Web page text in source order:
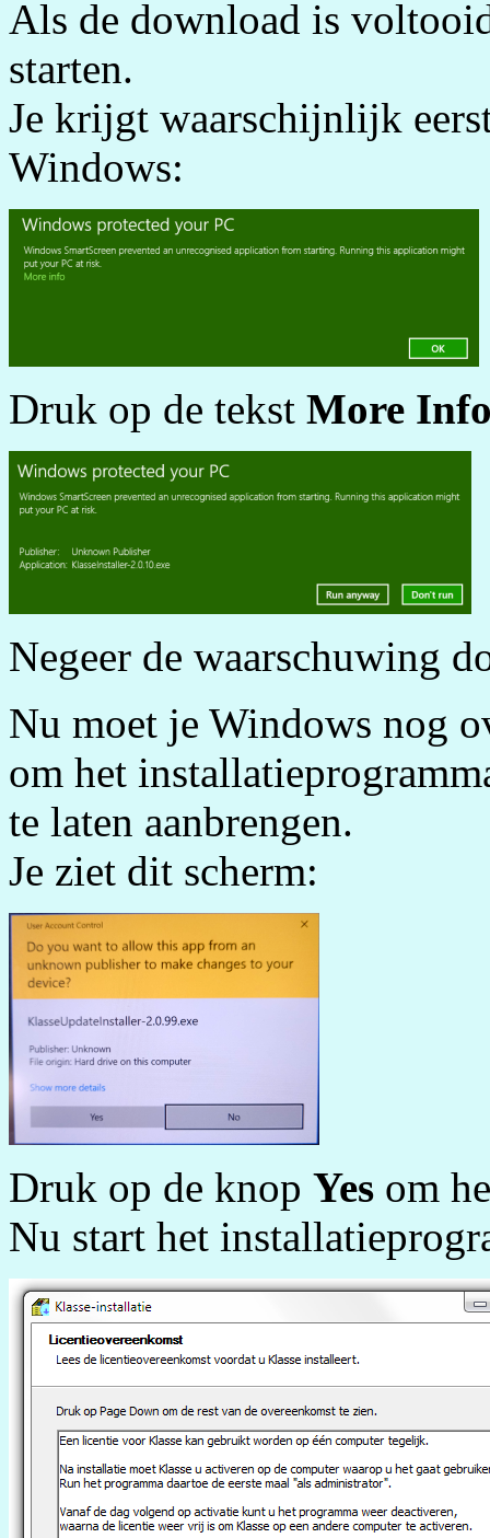
Als de download is
starten.
Je krijgt waarschijnlijk
Windows:
Druk op de tekst More
Negeer de waarschuwing
Nu moet je Windows nog
om het
te laten aanbrengen.
Je ziet dit scherm:
Druk op de knop Yes om
Nu start het